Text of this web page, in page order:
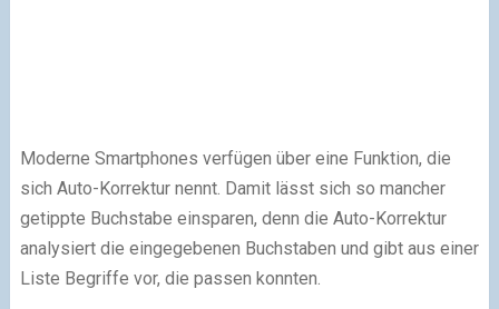
Moderne Smartphones verfügen über eine Funktion, die
sich Auto-Korrektur nennt. Damit lässt sich so mancher
getippte Buchstabe einsparen, denn die Auto-Korrektur
analysiert die eingegebenen Buchstaben und gibt aus einer
Liste Begriffe vor, die passen konnten.